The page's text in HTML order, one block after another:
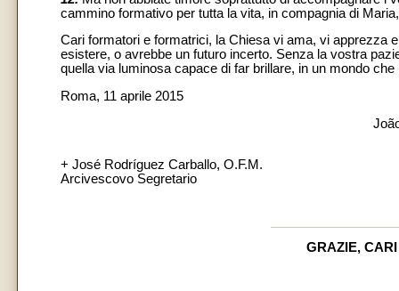
cammino formativo per tutta la vita, in compagnia di
Cari formatori e formatrici, la Chiesa vi ama, vi apprezza
esistere, o avrebbe un futuro incerto. Senza la vostra
quella via luminosa capace di far brillare, in un mondo
Roma, 11 aprile 2015
+ José Rodríguez Carballo, O.F.M.
Arcivescovo Segretario
GRAZIE,